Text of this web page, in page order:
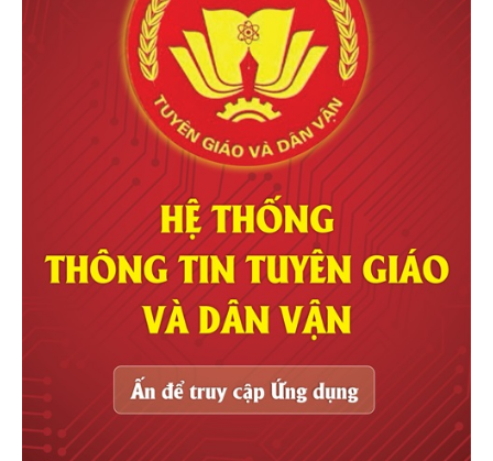
điều hòa Casper 12000mẫu mới 2026
máy hút bụi sàn nhà máy công nghiệp
Thành phố điện máy